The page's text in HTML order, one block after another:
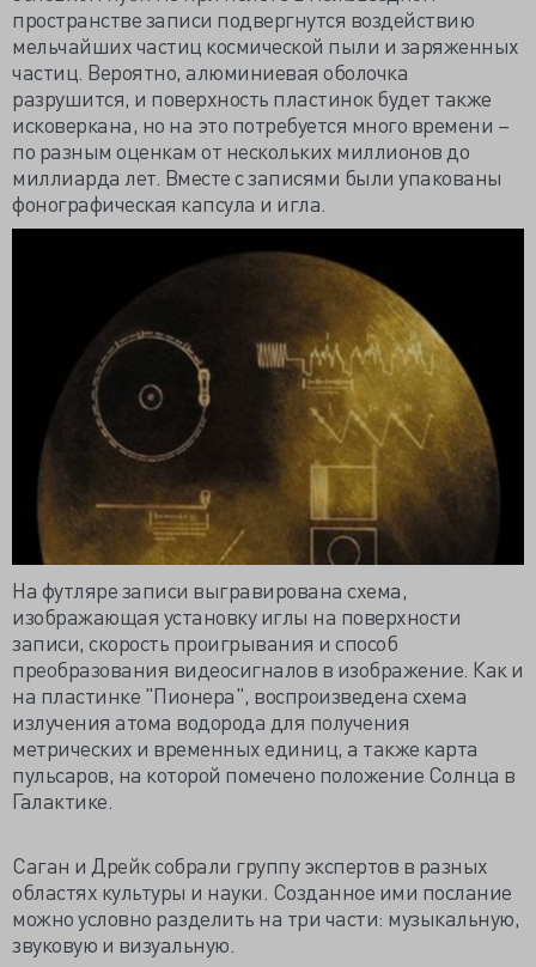
пространстве записи подвергнутся воздействию
мельчайших частиц космической пыли и заряженных
частиц. Вероятно, алюминиевая оболочка
разрушится, и поверхность пластинок будет также
исковеркана, но на это потребуется много времени –
по разным оценкам от нескольких миллионов до
миллиарда лет. Вместе с записями были упакованы
фонографическая капсула и игла.
На футляре записи выгравирована схема,
изображающая установку иглы на поверхности
записи, скорость проигрывания и способ
преобразования видеосигналов в изображение. Как и
на пластинке "Пионера", воспроизведена схема
излучения атома водорода для получения
метрических и временных единиц, а также карта
пульсаров, на которой помечено положение Солнца в
Галактике.
Саган и Дрейк собрали группу экспертов в разных
областях культуры и науки. Созданное ими послание
можно условно разделить на три части: музыкальную,
звуковую и визуальную.